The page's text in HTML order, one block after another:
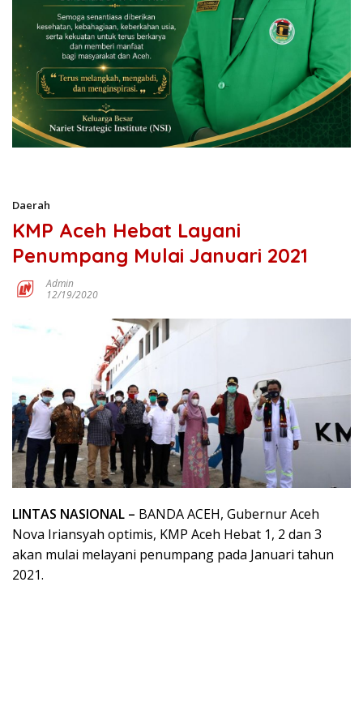
Daerah
KMP Aceh Hebat Layani
Penumpang Mulai Januari 2021
Admin
12/19/2020
LINTAS NASIONAL – BANDA ACEH, Gubernur Aceh
Nova Iriansyah optimis, KMP Aceh Hebat 1, 2 dan 3
akan mulai melayani penumpang pada Januari tahun
2021.